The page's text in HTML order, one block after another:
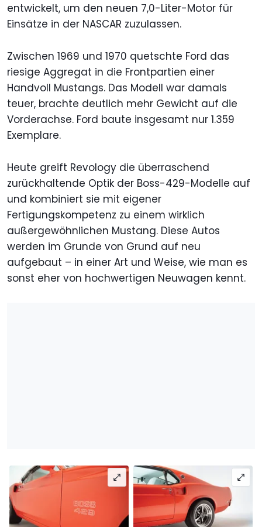
entwickelt, um den neuen 7,0-Liter-Motor für
Einsätze in der NASCAR zuzulassen.
Zwischen 1969 und 1970 quetschte Ford das
riesige Aggregat in die Frontpartien einer
Handvoll Mustangs. Das Modell war damals
teuer, brachte deutlich mehr Gewicht auf die
Vorderachse. Ford baute insgesamt nur 1.359
Exemplare.
Heute greift Revology die überraschend
zurückhaltende Optik der Boss-429-Modelle auf
und kombiniert sie mit eigener
Fertigungskompetenz zu einem wirklich
außergewöhnlichen Mustang. Diese Autos
werden im Grunde von Grund auf neu
aufgebaut – in einer Art und Weise, wie man es
sonst eher von hochwertigen Neuwagen kennt.